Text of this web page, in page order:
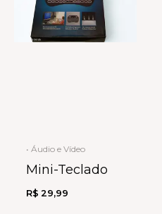
• Áudio e Vídeo
Mini-Teclado
R$ 29,99